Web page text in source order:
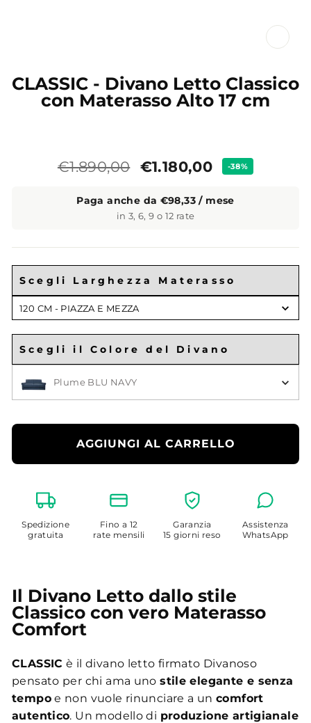
CLASSIC - Divano Letto Classico
con Materasso Alto 17 cm
Prezzo
€1.890,00 Prezzo
€1.180,00 -38%
Paga anche da €98,33 / mese
in 3, 6, 9 o 12 rate
Scegli Larghezza Materasso
Larghezza
120 CM - PIAZZA E MEZZA
Scegli il Colore del Divano
Plume BLU NAVY
AGGIUNGI AL CARRELLO
Spedizione
gratuita
Fino a 12
rate mensili
Garanzia
15 giorni reso
Assistenza
WhatsApp
Il Divano Letto dallo stile
Classico con vero Materasso
Comfort
CLASSIC è il divano letto firmato Divanoso
pensato per chi ama unostile elegante e senza
tempoe non vuole rinunciare a uncomfort
autentico. Un modello di produzione artigianale